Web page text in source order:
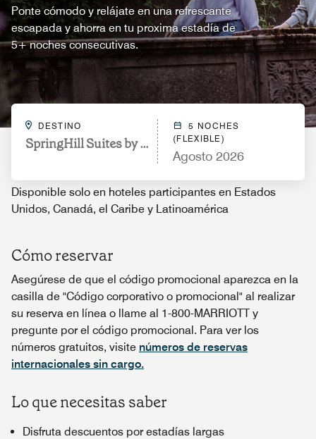
Ponte cómodo y relájate en una refrescante
escapada y ahorra en tu proxima estadía de
5+ noches consecutivas.
DESTINO
SpringHill Suites by Marriott San Antonio
5 NOCHES
(FLEXIBLE)
Agosto 2026
Disponible solo en hoteles participantes en Estados
Unidos, Canadá, el Caribe y Latinoamérica
Cómo reservar
Asegúrese de que el código promocional aparezca en la
casilla de "Código corporativo o promocional" al realizar
su reserva en línea o llame al 1-800-MARRIOTT y
pregunte por el código promocional. Para ver los
números gratuitos, visite números de reservas
internacionales sin cargo.
Lo que necesitas saber
Disfruta descuentos por estadías largas